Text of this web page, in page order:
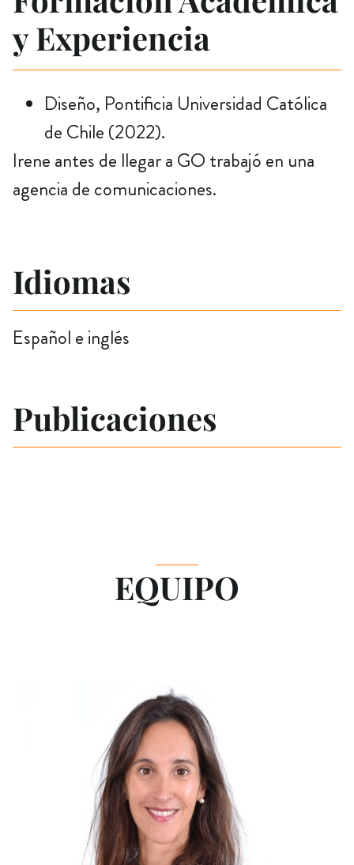
y Experiencia
Diseño, Pontificia Universidad Católica
de Chile (2022).
Irene antes de llegar a GO trabajó en una
agencia de comunicaciones.
Idiomas
Español e inglés
Publicaciones
EQUIPO